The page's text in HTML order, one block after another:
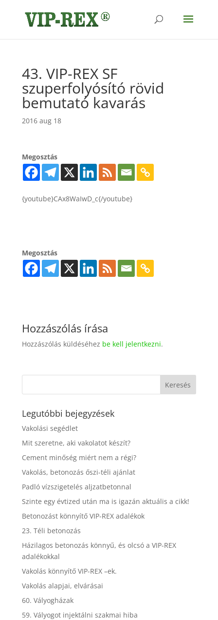
43. VIP-REX SF
szuperfolyósító rövid
bemutató kavarás
2016 aug 18
Megosztás
{youtube}CAx8WaIwD_c{/youtube}
Megosztás
Hozzászólás írása
Hozzászólás küldéséhez be kell jelentkezni.
Legutóbbi bejegyzések
Vakolási segédlet
Mit szeretne, aki vakolatot készít?
Cement minőség miért nem a régi?
Vakolás, betonozás őszi-téli ajánlat
Padló vízszigetelés aljzatbetonnal
Szinte egy évtized után ma is igazán aktuális a cikk!
Betonozást könnyítő VIP-REX adalékok
23. Téli betonozás
Házilagos betonozás könnyű, és olcsó a VIP-REX
adalékokkal
Vakolás könnyítő VIP-REX –ek.
Vakolás alapjai, elvárásai
60. Vályogházak
59. Vályogot injektálni szakmai hiba